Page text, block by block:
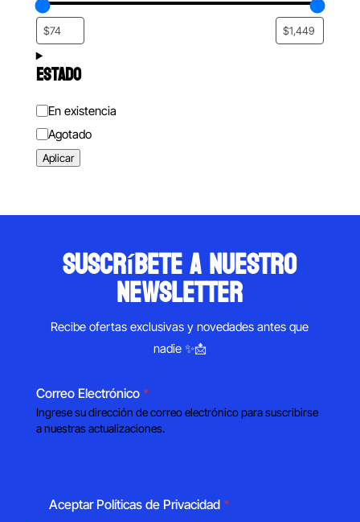
ESTADO
Estado
En existencia
Agotado
Aplicar
suscríbete a nuestro
newsletter
Recibe ofertas exclusivas y novedades antes que
nadie ✨📩
Correo Electrónico *
Ingrese su dirección de correo electrónico para suscribirse
a nuestras actualizaciones.
Aceptar Políticas de Privacidad *